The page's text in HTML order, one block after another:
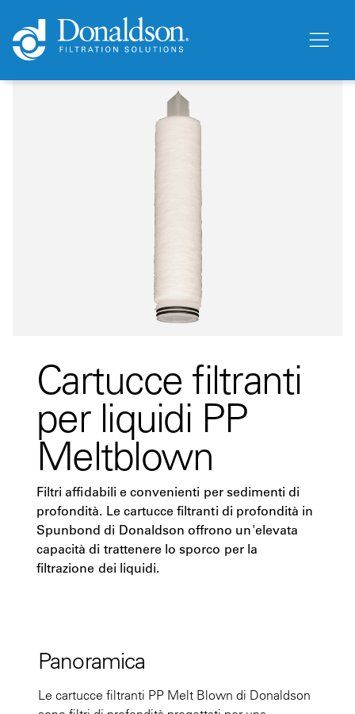
Cartucce filtranti
per liquidi PP
Meltblown
Filtri affidabili e convenienti per sedimenti di
profondità. Le cartucce filtranti di profondità in
Spunbond di Donaldson offrono un'elevata
capacità di trattenere lo sporco per la
filtrazione dei liquidi.
Panoramica
Le cartucce filtranti PP Melt Blown di Donaldson